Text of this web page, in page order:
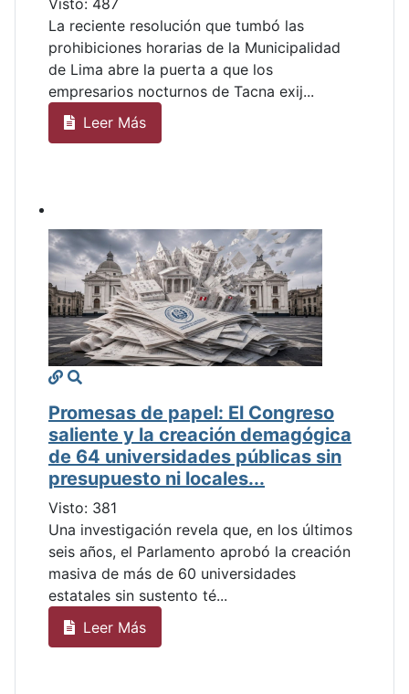
La reciente resolución que tumbó las
prohibiciones horarias de la Municipalidad
de Lima abre la puerta a que los
empresarios nocturnos de Tacna exij...
Leer Más
Promesas de papel: El Congreso
saliente y la creación demagógica
de 64 universidades públicas sin
presupuesto ni locales...
Visto: 381
Una investigación revela que, en los últimos
seis años, el Parlamento aprobó la creación
masiva de más de 60 universidades
estatales sin sustento té...
Leer Más